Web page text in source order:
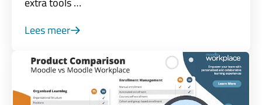
Lees meer